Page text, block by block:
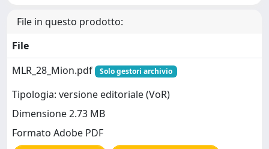
File in questo prodotto:
File
MLR_28_Mion.pdf
Solo gestori archivio
Tipologia: versione editoriale (VoR)
Dimensione 2.73 MB
Formato Adobe PDF